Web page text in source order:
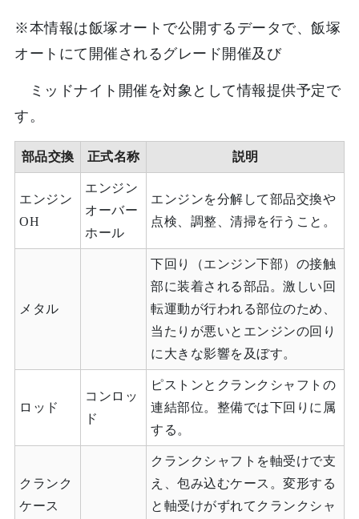
※本情報は飯塚オートで公開するデータで、飯塚
オートにて開催されるグレード開催及び
ミッドナイト開催を対象として情報提供予定で
す。
部品交換 正式名称 説明
エンジン
OH
エンジン
オーバー
ホール
エンジンを分解して部品交換や
点検、調整、清掃を行うこと。
メタル
下回り（エンジン下部）の接触
部に装着される部品。激しい回
転運動が行われる部位のため、
当たりが悪いとエンジンの回り
に大きな影響を及ぼす。
ロッド
コンロッ
ド
ピストンとクランクシャフトの
連結部位。整備では下回りに属
する。
クランク
ケース
クランクシャフトを軸受けで支
え、包み込むケース。変形する
と軸受けがずれてクランクシャ